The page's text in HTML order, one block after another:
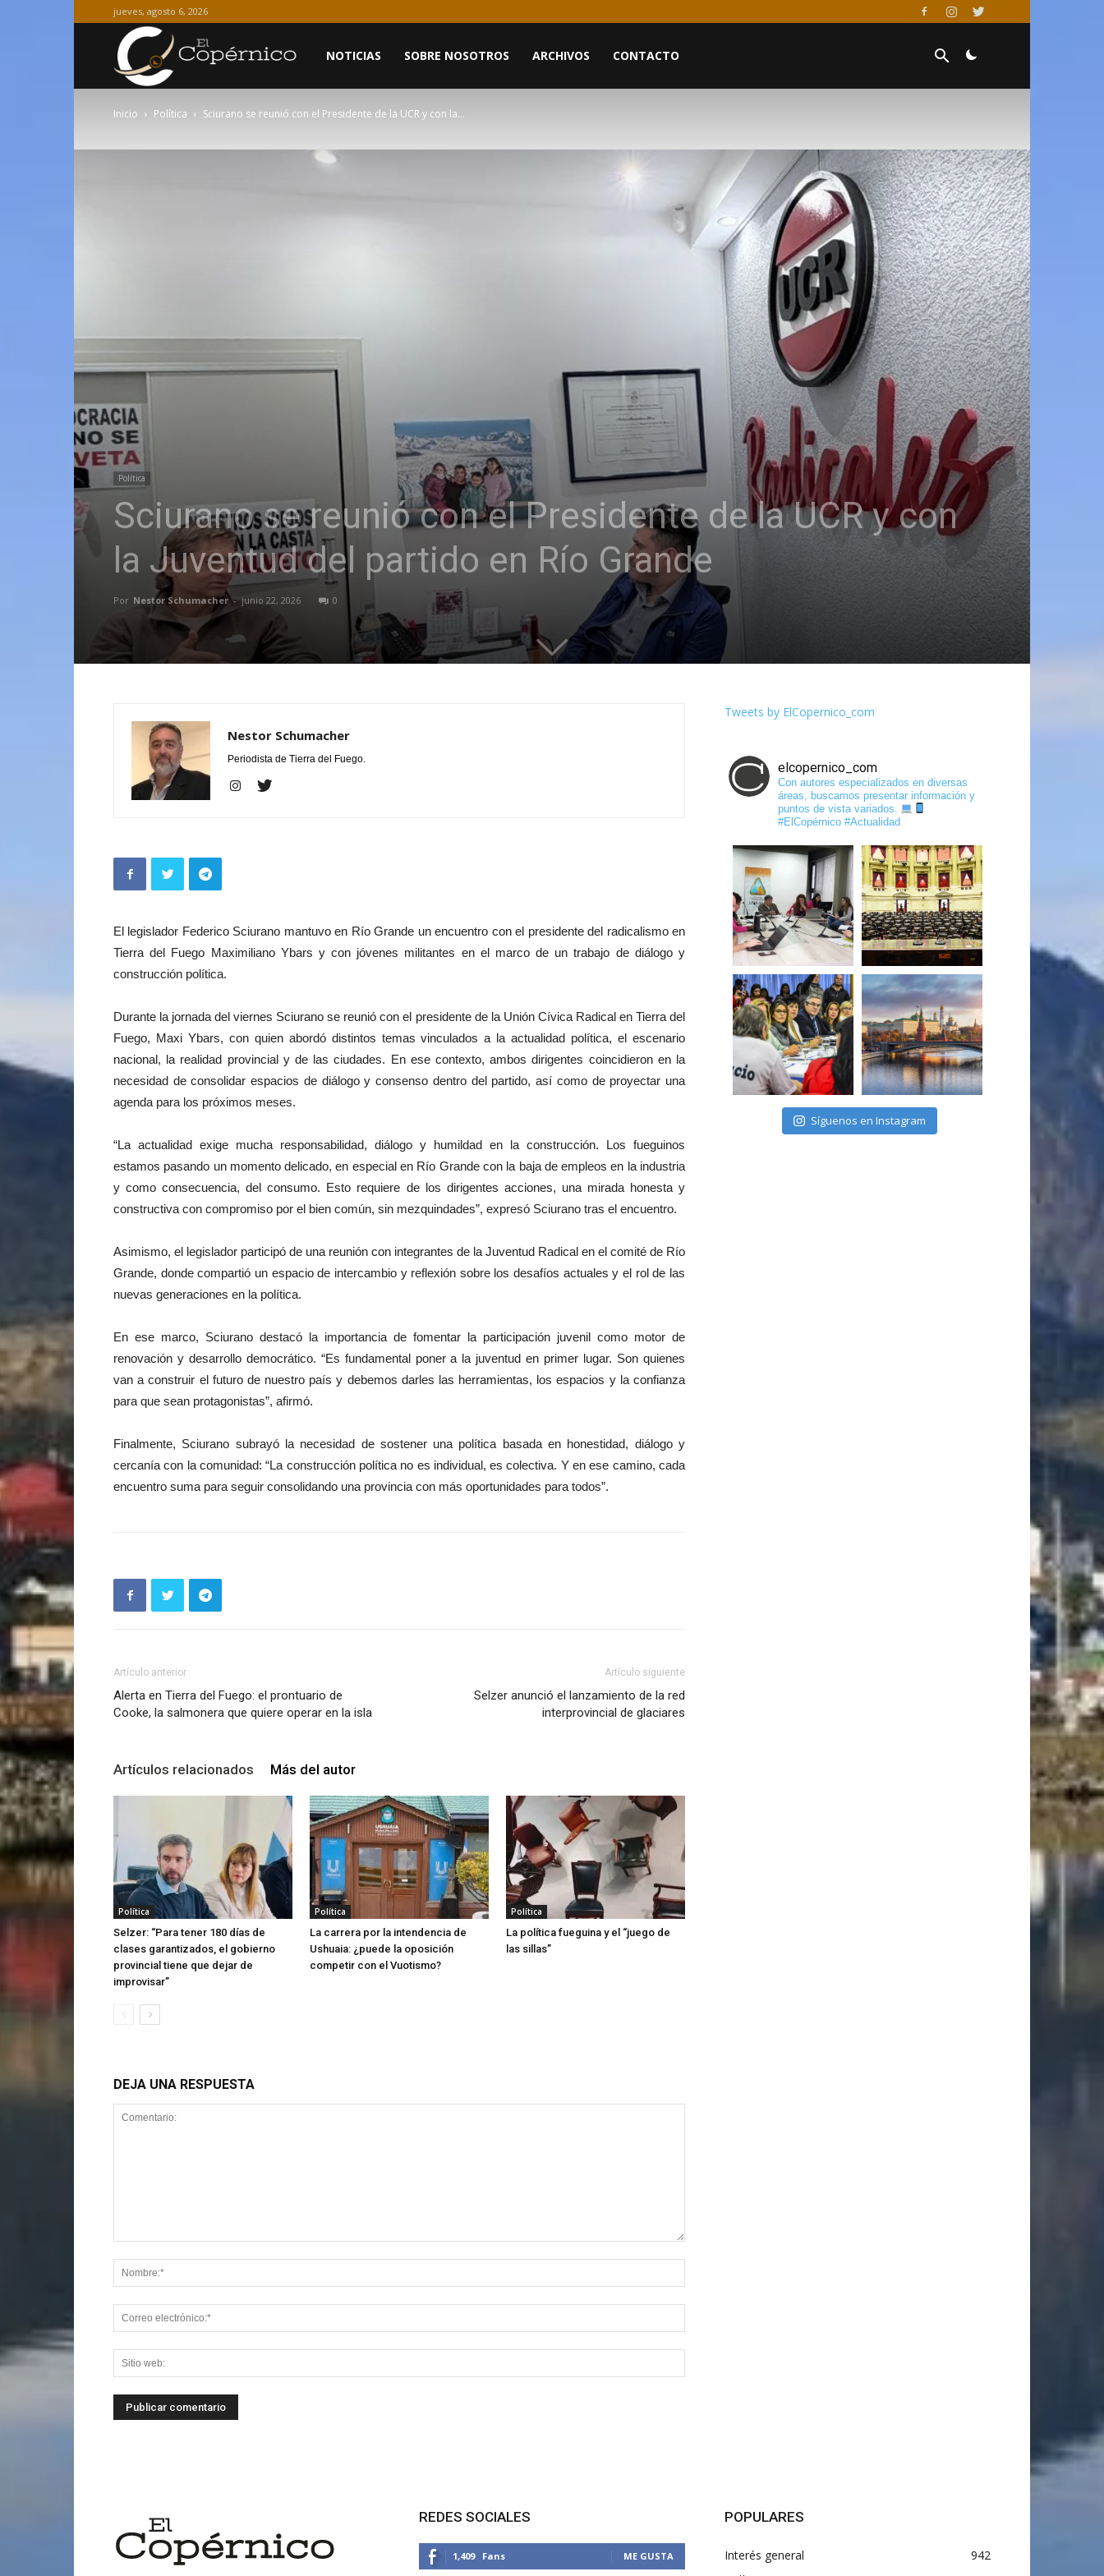
jueves, agosto 6, 2026
Copérnico
NOTICIAS SOBRE NOSOTROS ARCHIVOS CONTACTO
Inicio Política Sciurano se reunió con el Presidente de la UCR y con la...
Política
Sciurano se reunió con el Presidente de la UCR y con
la Juventud del partido en Río Grande
Por Nestor Schumacher - junio 22, 2026 0
Nestor Schumacher
Periodista de Tierra del Fuego.
El legislador Federico Sciurano mantuvo en Río Grande un encuentro con el presidente del radicalismo en
Tierra del Fuego Maximiliano Ybars y con jóvenes militantes en el marco de un trabajo de diálogo y
construcción política.
Durante la jornada del viernes Sciurano se reunió con el presidente de la Unión Cívica Radical en Tierra del
Fuego, Maxi Ybars, con quien abordó distintos temas vinculados a la actualidad política, el escenario
nacional, la realidad provincial y de las ciudades. En ese contexto, ambos dirigentes coincidieron en la
necesidad de consolidar espacios de diálogo y consenso dentro del partido, así como de proyectar una
agenda para los próximos meses.
“La actualidad exige mucha responsabilidad, diálogo y humildad en la construcción. Los fueguinos
estamos pasando un momento delicado, en especial en Río Grande con la baja de empleos en la industria
y como consecuencia, del consumo. Esto requiere de los dirigentes acciones, una mirada honesta y
constructiva con compromiso por el bien común, sin mezquindades”, expresó Sciurano tras el encuentro.
Asimismo, el legislador participó de una reunión con integrantes de la Juventud Radical en el comité de Río
Grande, donde compartió un espacio de intercambio y reflexión sobre los desafíos actuales y el rol de las
nuevas generaciones en la política.
En ese marco, Sciurano destacó la importancia de fomentar la participación juvenil como motor de
renovación y desarrollo democrático. “Es fundamental poner a la juventud en primer lugar. Son quienes
van a construir el futuro de nuestro país y debemos darles las herramientas, los espacios y la confianza
para que sean protagonistas”, afirmó.
Finalmente, Sciurano subrayó la necesidad de sostener una política basada en honestidad, diálogo y
cercanía con la comunidad: “La construcción política no es individual, es colectiva. Y en ese camino, cada
encuentro suma para seguir consolidando una provincia con más oportunidades para todos”.
Artículo anterior
Alerta en Tierra del Fuego: el prontuario de
Cooke, la salmonera que quiere operar en la isla
Artículo siguiente
Selzer anunció el lanzamiento de la red
interprovincial de glaciares
Artículos relacionados Más del autor
Política
Selzer: “Para tener 180 días de
clases garantizados, el gobierno
provincial tiene que dejar de
improvisar”
Política
La carrera por la intendencia de
Ushuaia: ¿puede la oposición
competir con el Vuotismo?
Política
La política fueguina y el “juego de
las sillas”
DEJA UNA RESPUESTA
Tweets by ElCopernico_com
elcopernico_com
Con autores especializados en diversas
áreas, buscamos presentar información y
puntos de vista variados.
#ElCopérnico #Actualidad
Síguenos en Instagram
REDES SOCIALES
1,409 Fans ME GUSTA
POPULARES
Interés general
942